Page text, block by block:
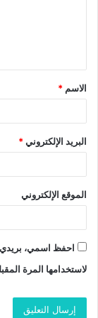
ق
*
الاسم *
البريد الإلكتروني*
الموقع الإلكتروني
احفظ اسمي، بريدي
لاستخدامها المرة